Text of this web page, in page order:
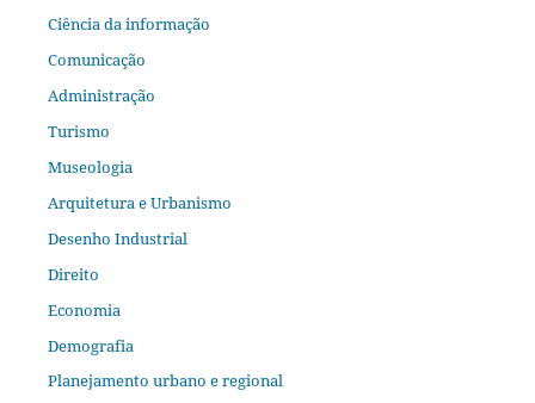
Ciência da informação
Comunicação
Administração
Turismo
Museologia
Arquitetura e Urbanismo
Desenho Industrial
Direito
Economia
Demografia
Planejamento urbano e regional